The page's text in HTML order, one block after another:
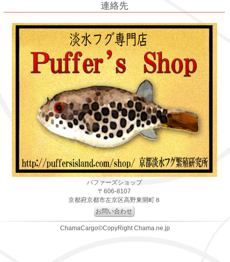
連絡先
パファーズショップ
〒606-8107
京都府京都市左京区高野東開町８
お問い合わせ
ChamaCargo©CopyRight Chama.ne.jp